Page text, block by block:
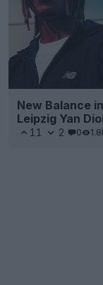
New Balance
Leipzig Yan
11 2 0